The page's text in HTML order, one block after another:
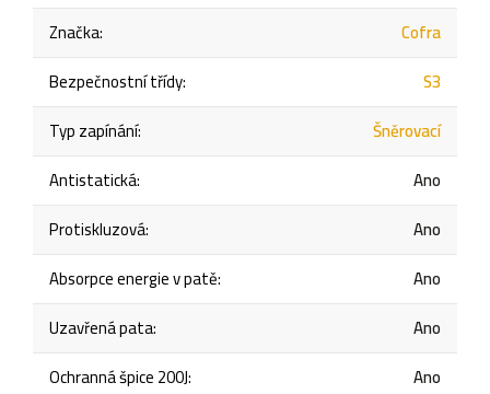
Značka:
Cofra
Bezpečnostní třídy:
S3
Typ zapínání:
Šněrovací
Antistatická:
Ano
Protiskluzová:
Ano
Absorpce energie v patě:
Ano
Uzavřená pata:
Ano
Ochranná špice 200J:
Ano